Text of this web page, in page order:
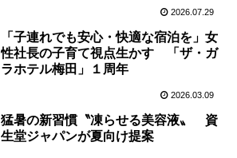
2026.07.29
「子連れでも安心・快適な宿泊を」女
性社長の子育て視点生かす 「ザ・ガ
ラホテル梅田」１周年
2026.03.09
猛暑の新習慣〝凍らせる美容液〟 資
生堂ジャパンが夏向け提案